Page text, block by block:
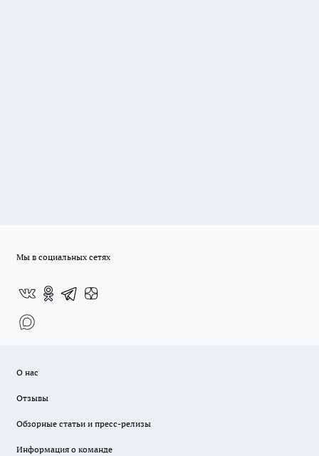
Мы в социальных сетях
О нас
Отзывы
Обзорные статьи и пресс-релизы
Информация о команде